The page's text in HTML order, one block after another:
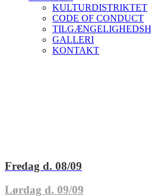
KULTURDISTRIKTET
CODE OF CONDUCT
GALLERI
KONTAKT
Fredag d. 08/09
Lørdag d. 09/09